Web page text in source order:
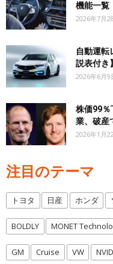
機能一覧
2026年7月
自動運転
説表付き】
2026年6月9
株価99％
業、破産
2026年1月
注目のテーマ
トヨタ 日産 ホンダ
BOLDLY MONET
GM Cruise VW